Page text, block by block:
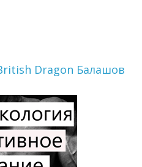
Dragon Балашов